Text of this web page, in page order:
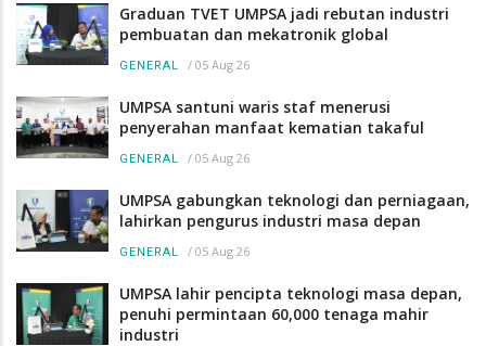
Graduan TVET UMPSA jadi rebutan industri
pembuatan dan mekatronik global
GENERAL / 05 Aug 26
UMPSA santuni waris staf menerusi
penyerahan manfaat kematian takaful
GENERAL / 05 Aug 26
UMPSA gabungkan teknologi dan perniagaan,
lahirkan pengurus industri masa depan
GENERAL / 05 Aug 26
UMPSA lahir pencipta teknologi masa depan,
penuhi permintaan 60,000 tenaga mahir
industri